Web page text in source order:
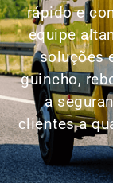
rápido e
equipe
soluções
guincho,
a
clientes a